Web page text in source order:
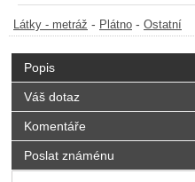
Látky - metráž - Plátno - Ostatní
Popis
Váš dotaz
Komentáře
Poslat známénu